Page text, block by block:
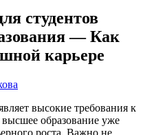
студентов
— Как
карьере
высокие требования к
образование уже
роста. Важно не